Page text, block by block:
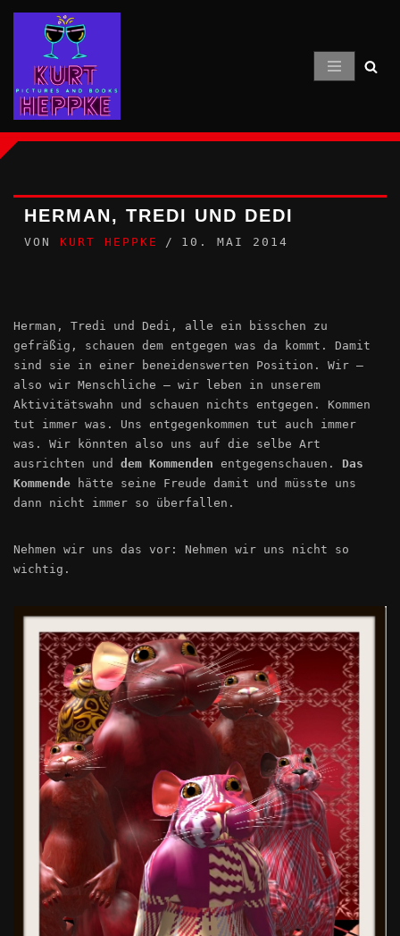
Inhalt
springen
HERMAN, TREDI UND DEDI
VON KURT HEPPKE 10. MAI 2014
Herman, Tredi und Dedi, alle ein bisschen zu
gefräßig, schauen dem entgegen was da kommt. Damit
sind sie in einer beneidenswerten Position. Wir –
also wir Menschliche – wir leben in unserem
Aktivitätswahn und schauen nichts entgegen. Kommen
tut immer was. Uns entgegenkommen tut auch immer
was. Wir könnten also uns auf die selbe Art
ausrichten und dem Kommenden entgegenschauen. Das
Kommende hätte seine Freude damit und müsste uns
dann nicht immer so überfallen.
Nehmen wir uns das vor: Nehmen wir uns nicht so
wichtig.